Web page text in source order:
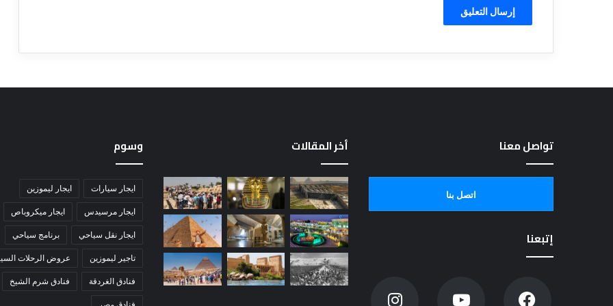
تواصل معنا
اتصل بنا
إتبعنا
أخر المقالات وسوم
ايجار سيارات ايجار ليموزين
ايجار مرسيدس ايجار ميكروباص
ايجار نقل سياحي برنامج سياحي
تاجير ليموزين عروض الرحلات
فنادق الغردقة فنادق شرم الشيخ